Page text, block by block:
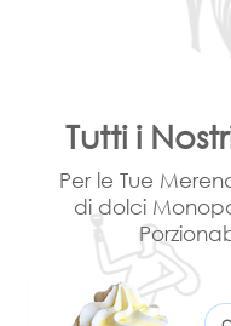
Tutti i
Per le Tue
di dolci